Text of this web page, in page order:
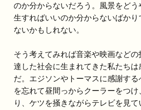
のか分からないだろう。風景をど
生すればいいのか分からないばかり
ないかもしれない。
そう考えてみれば音楽や映画など
達した社会に生まれてきた私たち
だ。エジソンやトーマスに感謝す
を忘れて昼間っからクーラーをつけ
り、ケツを掻きながらテレビを見て